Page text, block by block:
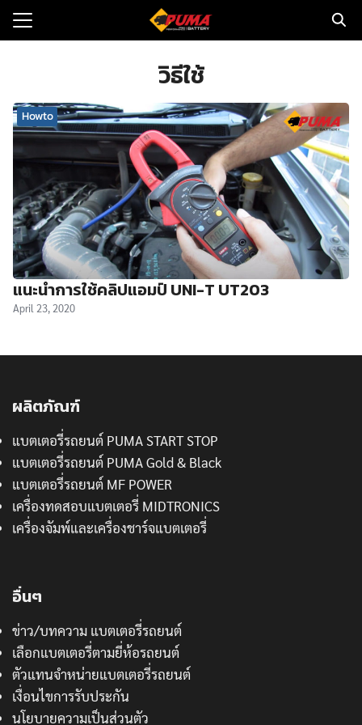
Skip
ก
อรี่รถยนต์
และข่าว
จำหน่าย
บเรา
วิธีใช้
Howto
แนะนำการใช้คลิปแอมป์ UNI-T UT203
April 23, 2020
ผลิตภัณฑ์
แบตเตอรี่รถยนต์ PUMA START STOP
แบตเตอรี่รถยนต์ PUMA Gold & Black
แบตเตอรี่รถยนต์ MF POWER
เครื่องทดสอบแบตเตอรี่ MIDTRONICS
เครื่องจัมพ์และเครื่องชาร์จแบตเตอรี่
อื่นๆ
ข่าว/บทความ แบตเตอรี่รถยนต์
เลือกแบตเตอรี่ตามยี่ห้อรถยนต์
ตัวแทนจำหน่ายแบตเตอรี่รถยนต์
เงื่อนไขการรับประกัน
นโยบายความเป็นส่วนตัว